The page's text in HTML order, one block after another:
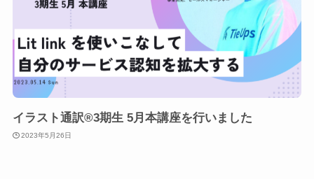
イラスト通訳®3期生 5月本講座を行いました
2023年5月26日